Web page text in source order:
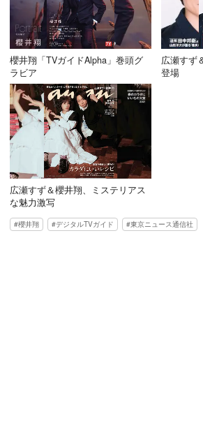
櫻井翔「TVガイドAlpha」巻頭グ
ラビア
広瀬すず
登場
広瀬すず＆櫻井翔、ミステリアス
な魅力激写
櫻井翔 デジタルTVガイド 東京ニュース通信社